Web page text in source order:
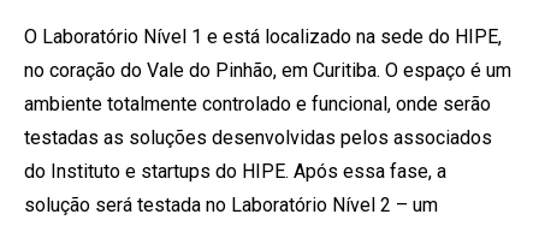
O Laboratório Nível 1 e está localizado na sede do HIPE,
no coração do Vale do Pinhão, em Curitiba. O espaço é um
ambiente totalmente controlado e funcional, onde serão
testadas as soluções desenvolvidas pelos associados
do Instituto e startups do HIPE. Após essa fase, a
solução será testada no Laboratório Nível 2 – um